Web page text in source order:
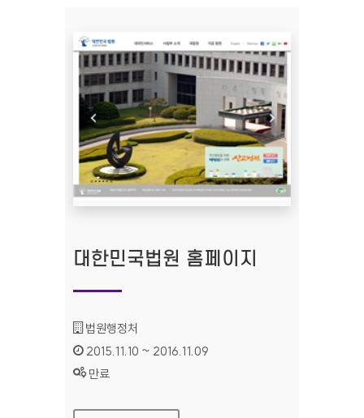
대한민국법원 홈페이지
기관명 :
법원행정처
인증기간 :
2015.11.10 ~ 2016.11.09
상태 :
만료